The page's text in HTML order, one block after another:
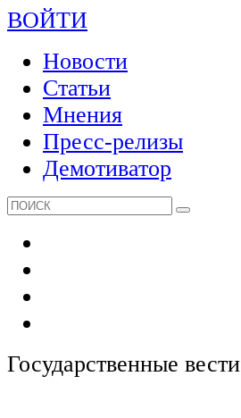
ВОЙТИ
Новости
Статьи
Мнения
Пресс-релизы
Демотиватор
Государственные вести